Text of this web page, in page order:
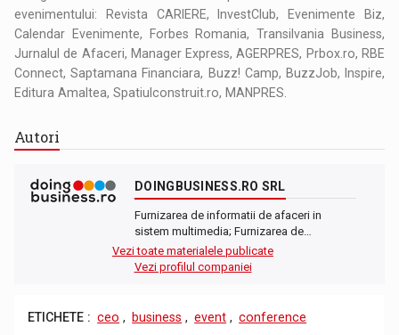
evenimentului: Revista CARIERE, InvestClub, Evenimente Biz,
Calendar Evenimente, Forbes Romania, Transilvania Business,
Jurnalul de Afaceri, Manager Express, AGERPRES, Prbox.ro, RBE
Connect, Saptamana Financiara, Buzz! Camp, BuzzJob, Inspire,
Editura Amaltea, Spatiulconstruit.ro, MANPRES.
Autori
DOINGBUSINESS.RO SRL
Furnizarea de informatii de afaceri in
sistem multimedia; Furnizarea de…
Vezi toate materialele publicate
Vezi profilul companiei
ETICHETE : ceo , business , event , conference